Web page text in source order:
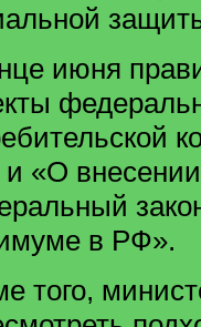
июня
«О
в РФ».
того,